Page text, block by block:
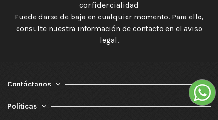
confidencialidad
Puede darse de baja en cualquier momento. Para ello,
consulte nuestra información de contacto en el aviso
legal.
Contáctanos
Políticas